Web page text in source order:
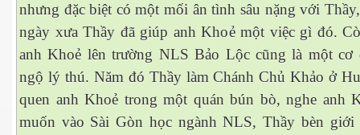
nhưng đặc biệt có một mối ân tình sâu nặng với
ngày xưa Thầy đã giúp anh Khoẻ một việc gì đó.
anh Khoẻ lên trường NLS Bảo Lộc cũng là một cơ
ngộ lý thú. Năm đó Thầy làm Chánh Chủ Khảo ở
quen anh Khoẻ trong một quán bún bò, nghe anh
muốn vào Sài Gòn học ngành NLS, Thầy bèn giới